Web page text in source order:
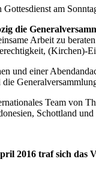
Gottesdienst am
die
Arbeit zu
(Kirchen)-
und einer
Team von
Schottland und
2016 traf sich das